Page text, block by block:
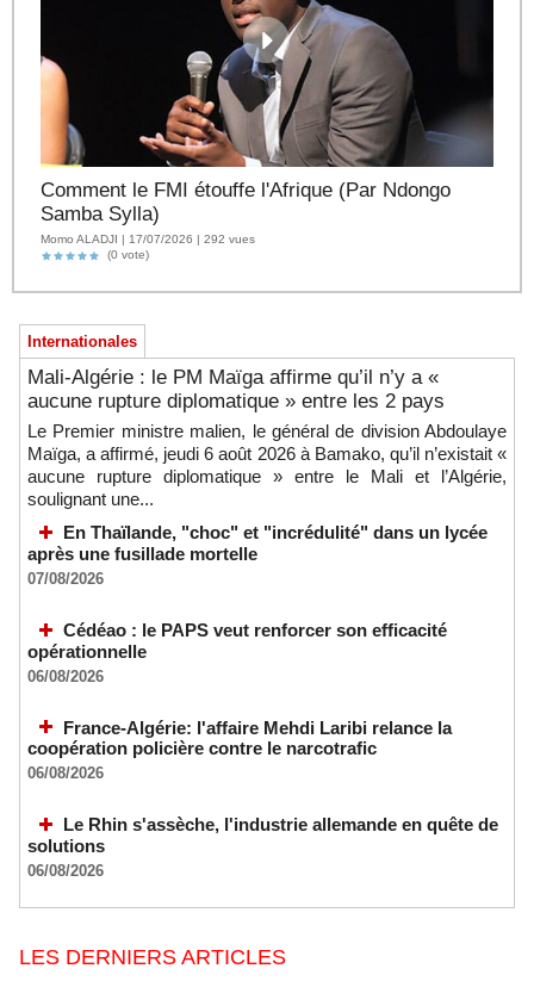
Comment le FMI étouffe l'Afrique (Par Ndongo
Samba Sylla)
Momo ALADJI | 17/07/2026 | 292 vues
(0 vote)
Internationales
Mali-Algérie : le PM Maïga affirme qu’il n’y a «
aucune rupture diplomatique » entre les 2 pays
Le Premier ministre malien, le général de division Abdoulaye
Maïga, a affirmé, jeudi 6 août 2026 à Bamako, qu’il n’existait «
aucune rupture diplomatique » entre le Mali et l’Algérie,
soulignant une...
En Thaïlande, "choc" et "incrédulité" dans un lycée
après une fusillade mortelle
07/08/2026
Cédéao : le PAPS veut renforcer son efficacité
opérationnelle
06/08/2026
France-Algérie: l'affaire Mehdi Laribi relance la
coopération policière contre le narcotrafic
06/08/2026
Le Rhin s'assèche, l'industrie allemande en quête de
solutions
06/08/2026
LES DERNIERS ARTICLES